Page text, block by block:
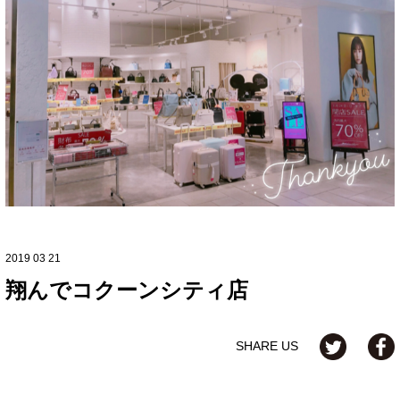
2019 03 21
翔んでコクーンシティ店
SHARE US